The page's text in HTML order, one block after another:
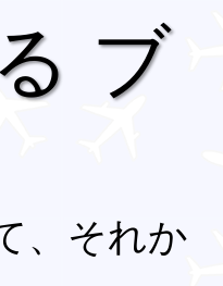
ブ
、それか